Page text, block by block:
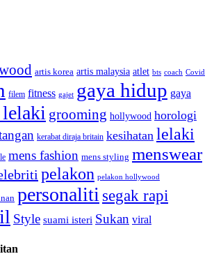
artis korea artis malaysia atlet bts coach Covid
filem fitness gajet gaya hidup gaya
grooming hollywood horologi
kerabat diraja britain kesihatan lelaki
mens fashion mens styling menswear
pelakon pelakon hollywood
personaliti segak rapi
Style suami isteri Sukan viral